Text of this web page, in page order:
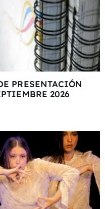
PRESENTACIÓN
2026